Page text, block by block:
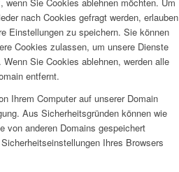
Sie Cookies ablehnen möchten. Um
nach Cookies gefragt werden, erlauben
Einstellungen zu speichern. Sie können
Cookies zulassen, um unsere Dienste
Sie Cookies ablehnen, werden alle
entfernt.
Ihrem Computer auf unserer Domain
Aus Sicherheitsgründen können wie
von anderen Domains gespeichert
Ihres Browsers